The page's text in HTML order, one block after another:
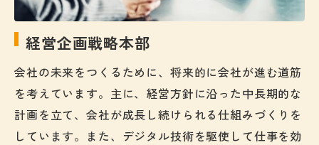
経営企画戦略本部
会社の未来をつくるために、将来的に会社が進む道筋
を考えています。主に、経営方針に沿った中長期的な
計画を立て、会社が成長し続けられる仕組みづくりを
しています。また、デジタル技術を駆使して仕事を効